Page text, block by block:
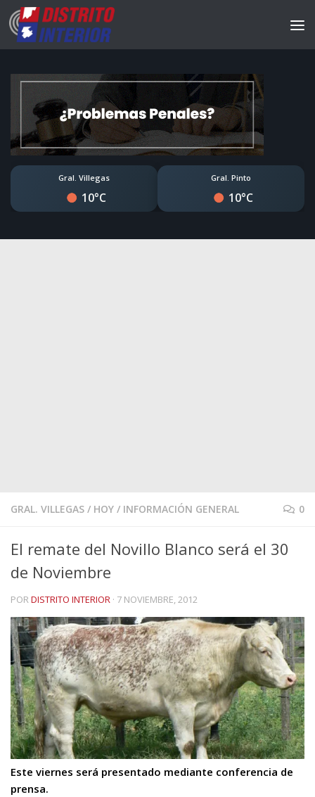
Gral. Villegas
10°C
Gral. Pinto
10°C
GRAL. VILLEGAS / HOY / INFORMACIÓN GENERAL 0
El remate del Novillo Blanco será el 30
de Noviembre
PORDISTRITO INTERIOR · 7 NOVIEMBRE, 2012
Este viernes será presentado mediante conferencia de
prensa.